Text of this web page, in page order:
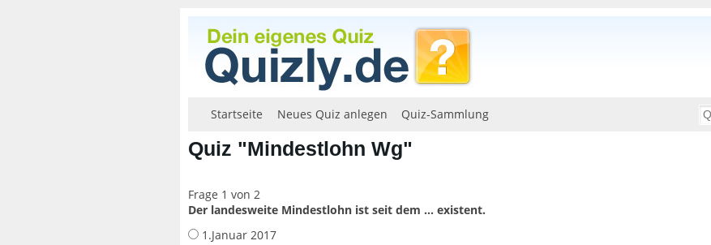
Startseite Neues Quiz anlegen Quiz-Sammlung
Quiz "Mindestlohn Wg"
Frage 1 von 2
Der landesweite Mindestlohn ist seit dem ... existent.
1.Januar 2017